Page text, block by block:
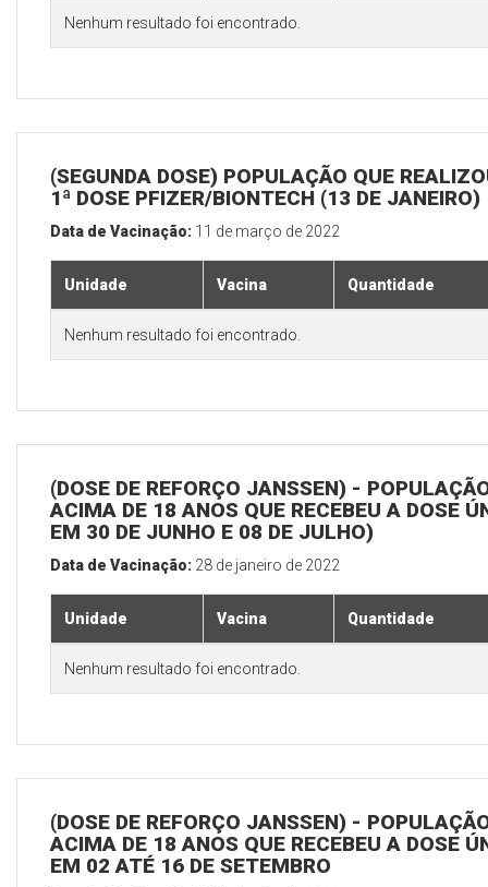
Nenhum resultado foi encontrado.
(SEGUNDA DOSE) POPULAÇÃO QUE
1ª DOSE PFIZER/BIONTECH (13 DE JANEIRO)
Data de Vacinação: 11 de março de 2022
Unidade Vacina Quantidade
Nenhum resultado foi encontrado.
(DOSE DE REFORÇO JANSSEN) -
ACIMA DE 18 ANOS QUE RECEBEU A DOSE
EM 30 DE JUNHO E 08 DE JULHO)
Data de Vacinação: 28 de janeiro de 2022
Unidade Vacina Quantidade
Nenhum resultado foi encontrado.
(DOSE DE REFORÇO JANSSEN) -
ACIMA DE 18 ANOS QUE RECEBEU A DOSE
EM 02 ATÉ 16 DE SETEMBRO